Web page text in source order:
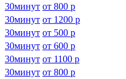
30минут от 800 р
30минут от 1200 р
30минут от 500 р
30минут от 600 р
30минут от 1100 р
30минут от 800 р